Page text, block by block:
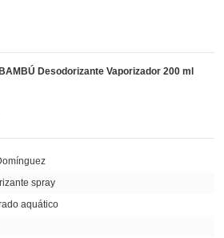
Desodorizante Vaporizador 200 ml
spray
aquático